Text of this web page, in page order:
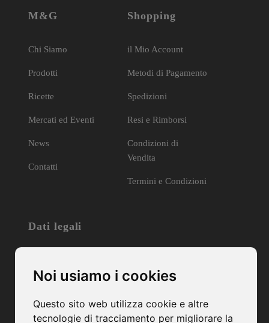
Noi usiamo i cookies
Questo sito web utilizza cookie e altre
tecnologie di tracciamento per migliorare la
M&G
Chi Siamo
Prodotti
Ricette
Mercati ed Eventi
News
Contatti
Shopping
il Mio Account
Metodi di Pagamento
Spedizioni
Resi e Rimborsi
Condizioni di
Vendita
Termini e Condizioni
Dati legali
Sede Legale e Operativa:
31050 – Merlengo di Ponzano Veneto – TV
C.F. e P.IVA: 04931650263